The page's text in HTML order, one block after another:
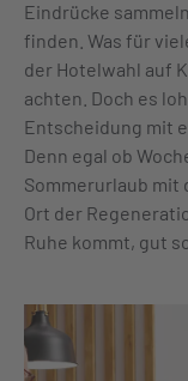
Eindrücke
finden. Was für
der Hotelwahl auf
achten. Doch es
Entscheidung mit
Denn egal ob
Sommerurlaub mit
Ort der
Ruhe kommt, gut